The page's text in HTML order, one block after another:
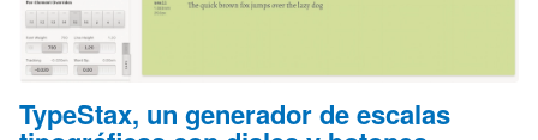
TypeStax, un generador de escalas